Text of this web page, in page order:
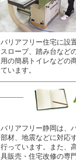
ファーストリフォー
2025/12/25
ファーストリフォー
2025/12/25
年末年始 休業のお知
2025/9/9
2025/8/29
下地補強板 生産終了
バリアフリー住宅に設
スロープ、踏み台など
用の簡易トイレなどの
ています。
バリアフリー静岡は、
部材、地震などに対応
行っています。また、
具販売・住宅改修の専